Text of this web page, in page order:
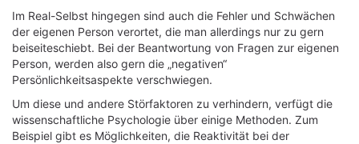
Im Real-Selbst hingegen sind auch die Fehler und Schwächen
der eigenen Person verortet, die man allerdings nur zu gern
beiseiteschiebt. Bei der Beantwortung von Fragen zur eigenen
Person, werden also gern die „negativen“
Persönlichkeitsaspekte verschwiegen.
Um diese und andere Störfaktoren zu verhindern, verfügt die
wissenschaftliche Psychologie über einige Methoden. Zum
Beispiel gibt es Möglichkeiten, die Reaktivität bei der